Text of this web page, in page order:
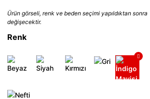
Ürün görseli, renk ve beden seçimi yapıldıktan sonra
değişecektir.
Renk